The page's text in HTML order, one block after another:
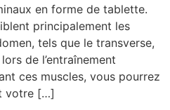
en forme de tablette.
principalement les
tels que le transverse,
de l’entraînement
ces muscles, vous pourrez
votre […]